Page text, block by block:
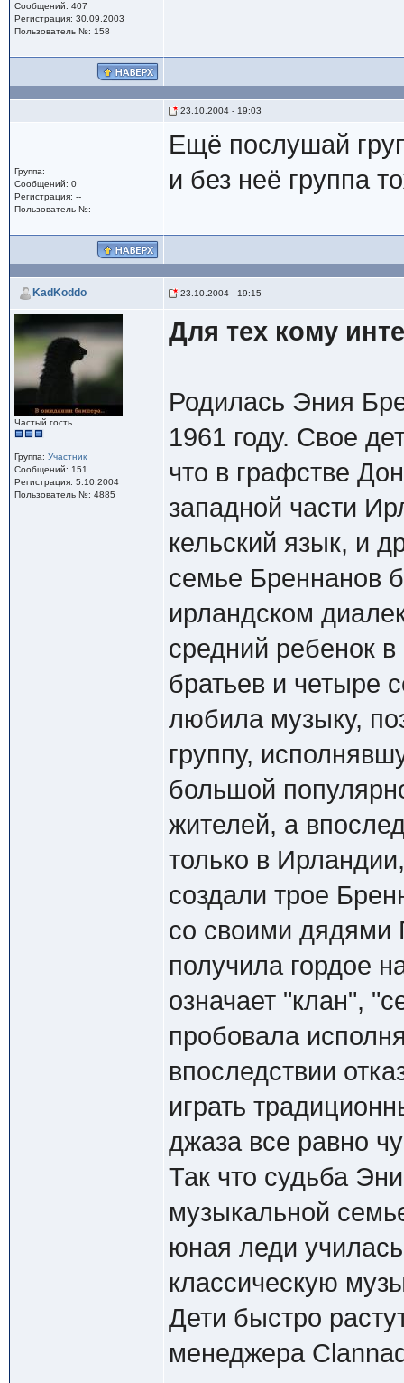
Сообщений: 407
Регистрация: 30.09.2003
Пользователь №: 158
23.10.2004 - 19:03
Группа:
Сообщений: 0
Регистрация: --
Пользователь №:
Ещё послушай
и без неё группа
KadKoddo 23.10.2004 - 19:15
Частый гость
Группа: Участник
Сообщений: 151
Регистрация: 5.10.2004
Пользователь №: 4885
Для тех кому
Родилась Эния
1961 году. Свое
что в графстве
западной части
кельский язык, и
семье Бреннанов
ирландском
средний ребенок
братьев и четыре
любила музыку,
группу,
большой
жителей, а
только в
создали трое
со своими дядями
получила гордое
означает "клан",
пробовала
впоследствии
играть
джаза все равно
Так что судьба
музыкальной
юная леди
классическую
Дети быстро
менеджера